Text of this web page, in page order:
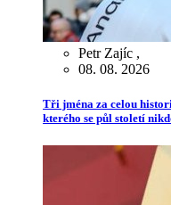
Petr Zajíc ,
08. 08. 2026
Tři jména za celou
kterého se půl století